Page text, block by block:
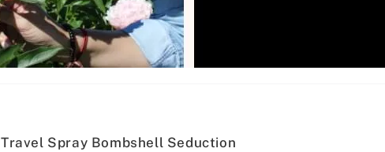
Travel Spray Bombshell Seduction